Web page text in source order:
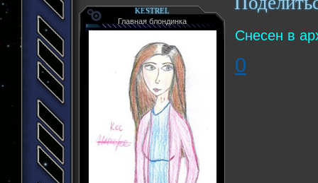
KESTREL
Главная блондинка
Снесен в
0